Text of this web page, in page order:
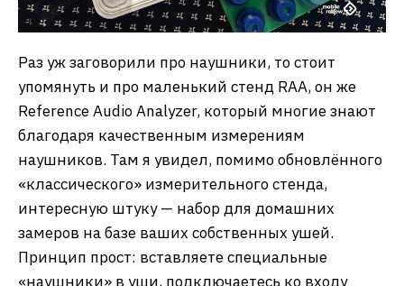
Раз уж заговорили про наушники, то стоит
упомянуть и про маленький стенд RAA, он же
Reference Audio Analyzer, который многие знают
благодаря качественным измерениям
наушников. Там я увидел, помимо обновлённого
«классического» измерительного стенда,
интересную штуку — набор для домашних
замеров на базе ваших собственных ушей.
Принцип прост: вставляете специальные
«наушники» в уши, подключаетесь ко входу